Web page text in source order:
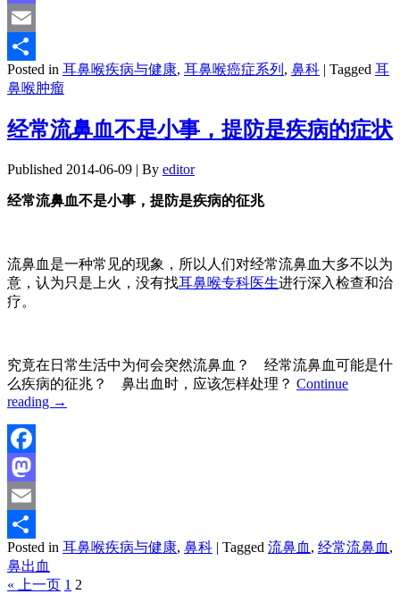
Mastodon
Email
分
Posted in 耳鼻喉疾病与健康, 耳鼻喉癌症系列 , 鼻科 | Tagged 耳
鼻喉肿瘤
经常流鼻血不是小事，提防是疾病的症状
Published 2014-06-09 | By editor
经常流鼻血不是小事，提防是疾病的征兆
流鼻血是一种常见的现象，所以人们对经常流鼻血大多不以为
意，认为只是上火，没有找耳鼻喉专科医生进行深入检查和治
疗。
究竟在日常生活中为何会突然流鼻血？ 经常流鼻血可能是什
么疾病的征兆？ 鼻出血时，应该怎样处理？ Continue
reading →
Facebook
Mastodon
Email
分
享
Posted in 耳鼻喉疾病与健康, 鼻科 | Tagged 流鼻血 , 经常流鼻血 ,
鼻出血
« 上一页 1 2